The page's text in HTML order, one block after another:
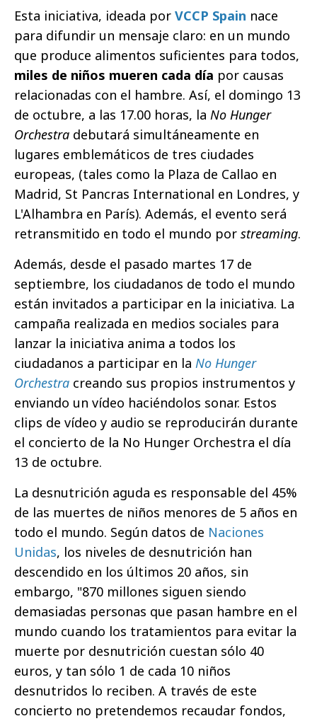
Esta iniciativa, ideada por VCCP Spain nace
para difundir un mensaje claro: en un mundo
que produce alimentos suficientes para todos,
miles de niños mueren cada día por causas
relacionadas con el hambre. Así, el domingo 13
de octubre, a las 17.00 horas, la No Hunger
Orchestra debutará simultáneamente en
lugares emblemáticos de tres ciudades
europeas, (tales como la Plaza de Callao en
Madrid, St Pancras International en Londres, y
L'Alhambra en París). Además, el evento será
retransmitido en todo el mundo por streaming.
Además, desde el pasado martes 17 de
septiembre, los ciudadanos de todo el mundo
están invitados a participar en la iniciativa. La
campaña realizada en medios sociales para
lanzar la iniciativa anima a todos los
ciudadanos a participar en la No Hunger
Orchestra creando sus propios instrumentos y
enviando un vídeo haciéndolos sonar. Estos
clips de vídeo y audio se reproducirán durante
el concierto de la No Hunger Orchestra el día
13 de octubre.
La desnutrición aguda es responsable del 45%
de las muertes de niños menores de 5 años en
todo el mundo. Según datos de Naciones
Unidas, los niveles de desnutrición han
descendido en los últimos 20 años, sin
embargo, "870 millones siguen siendo
demasiadas personas que pasan hambre en el
mundo cuando los tratamientos para evitar la
muerte por desnutrición cuestan sólo 40
euros, y tan sólo 1 de cada 10 niños
desnutridos lo reciben. A través de este
concierto no pretendemos recaudar fondos,